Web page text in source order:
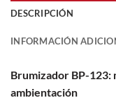
DESCRIPCIÓN
INFORMACIÓN
Brumizador BP-123:
ambientación